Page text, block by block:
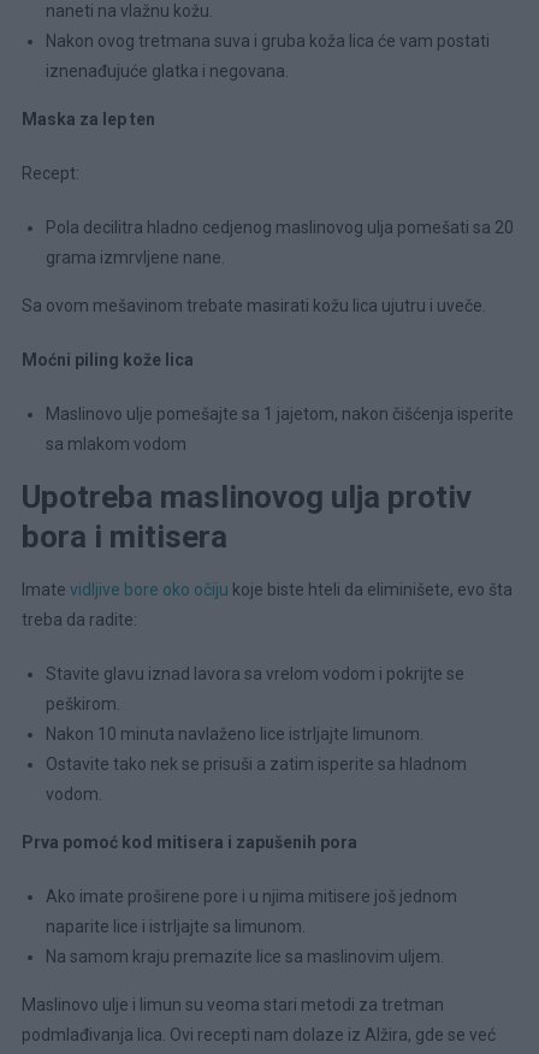
naneti na vlažnu kožu.
Nakon ovog tretmana suva i gruba koža lica će vam postati
iznenađujuće glatka i negovana.
Maska za lep ten
Recept:
Pola decilitra hladno cedjenog maslinovog ulja pomešati sa 20
grama izmrvljene nane.
Sa ovom mešavinom trebate masirati kožu lica ujutru i uveče.
Moćni piling kože lica
Maslinovo ulje pomešajte sa 1 jajetom, nakon čišćenja isperite
sa mlakom vodom
Upotreba maslinovog ulja protiv
bora i mitisera
Imate vidljive bore oko očiju koje biste hteli da eliminišete, evo šta
treba da radite:
Stavite glavu iznad lavora sa vrelom vodom i pokrijte se
peškirom.
Nakon 10 minuta navlaženo lice istrljajte limunom.
Ostavite tako nek se prisuši a zatim isperite sa hladnom
vodom.
Prva pomoć kod mitisera i zapušenih pora
Ako imate proširene pore i u njima mitisere još jednom
naparite lice i istrljajte sa limunom.
Na samom kraju premazite lice sa maslinovim uljem.
Maslinovo ulje i limun su veoma stari metodi za tretman
podmlađivanja lica. Ovi recepti nam dolaze iz Alžira, gde se već